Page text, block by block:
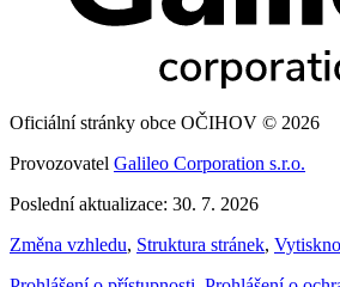
Oficiální stránky obce OČIHOV © 2026
Provozovatel Galileo Corporation s.r.o.
Poslední aktualizace: 30. 7. 2026
Změna vzhledu, Struktura stránek,